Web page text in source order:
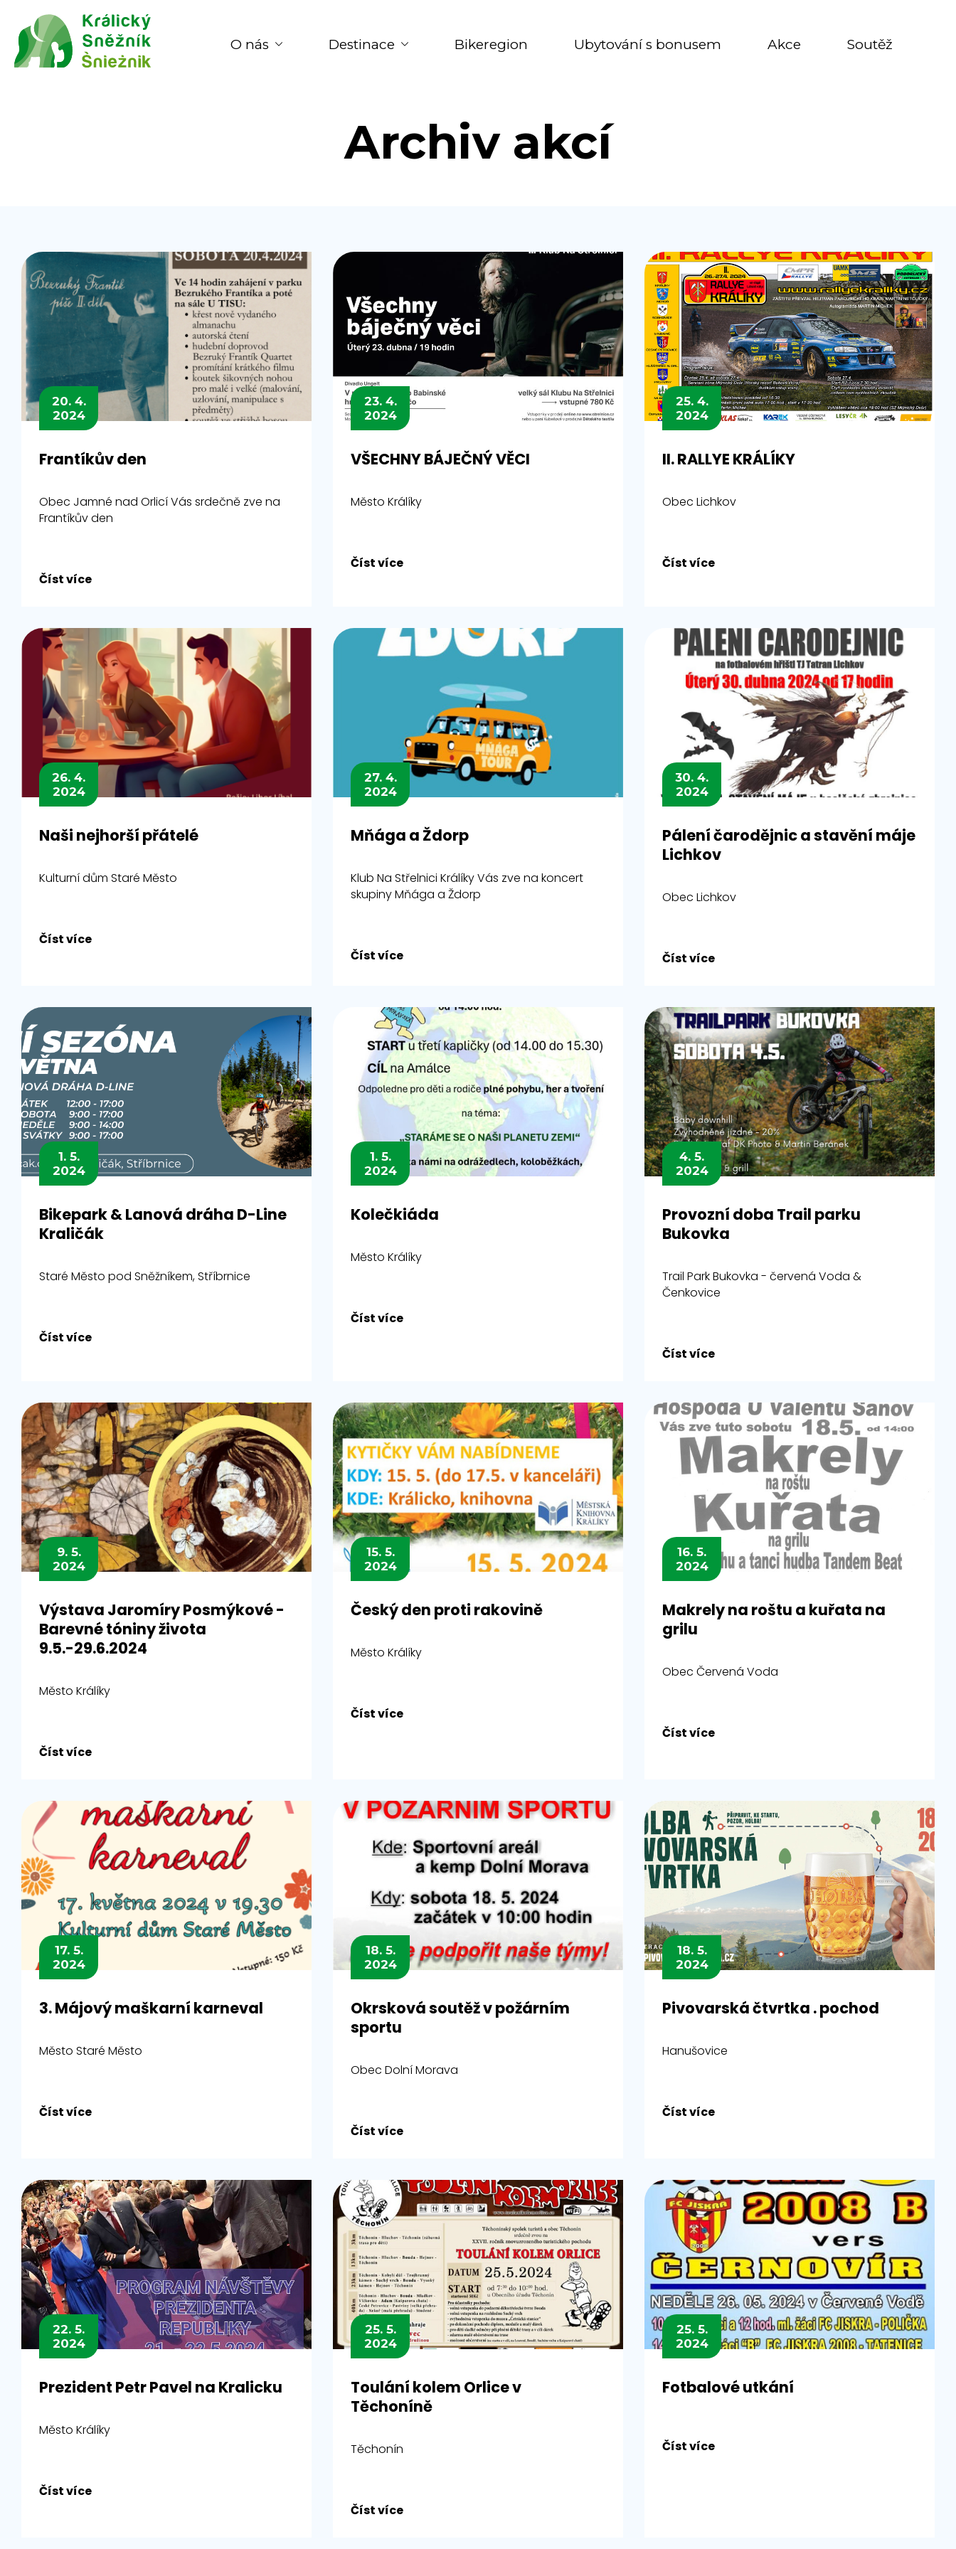
O nás Destinace Bikeregion Ubytování s bonusem Akce Soutěž
Archiv akcí
20. 4.
2024
Frantíkův den
Obec Jamné nad Orlicí Vás srdečně zve na
Frantíkův den
Číst více
23. 4.
2024
VŠECHNY BÁJEČNÝ VĚCI
Město Králíky
Číst více
25. 4.
2024
II. RALLYE KRÁLÍKY
Obec Lichkov
Číst více
26. 4.
2024
Naši nejhorší přátelé
Kulturní dům Staré Město
Číst více
27. 4.
2024
Mňága a Ždorp
Klub Na Střelnici Králíky Vás zve na koncert
skupiny Mňága a Ždorp
Číst více
30. 4.
2024
Pálení čarodějnic a stavění máje
Lichkov
Obec Lichkov
Číst více
1. 5.
2024
Bikepark & Lanová dráha D-Line
Kraličák
Staré Město pod Sněžníkem, Stříbrnice
Číst více
1. 5.
2024
Kolečkiáda
Město Králíky
Číst více
4. 5.
2024
Provozní doba Trail parku
Bukovka
Trail Park Bukovka - červená Voda &
Čenkovice
Číst více
9. 5.
2024
Výstava Jaromíry Posmýkové -
Barevné tóniny života
9.5.-29.6.2024
Město Králíky
Číst více
15. 5.
2024
Český den proti rakovině
Město Králíky
Číst více
16. 5.
2024
Makrely na roštu a kuřata na
grilu
Obec Červená Voda
Číst více
17. 5.
2024
3. Májový maškarní karneval
Město Staré Město
Číst více
18. 5.
2024
Okrsková soutěž v požárním
sportu
Obec Dolní Morava
Číst více
18. 5.
2024
Pivovarská čtvrtka . pochod
Hanušovice
Číst více
22. 5.
2024
Prezident Petr Pavel na Kralicku
Město Králíky
Číst více
25. 5.
2024
Toulání kolem Orlice v
Těchoníně
Těchonín
Číst více
25. 5.
2024
Fotbalové utkání
Číst více